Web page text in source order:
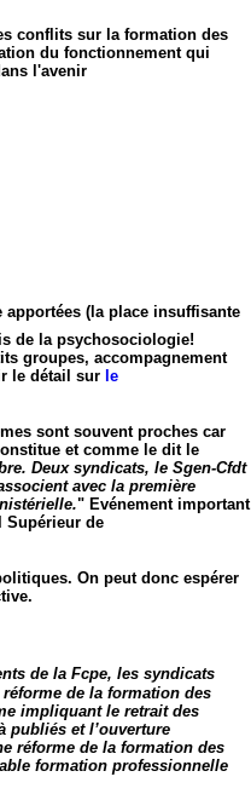
conflits sur la formation des
du fonctionnement qui
l'avenir
(la place insuffisante
de la psychosociologie!
groupes, accompagnement
le détail sur le
sont souvent proches car
et comme le dit le
Deux syndicats, le Sgen-Cfdt
avec la première
" Evénement important
Supérieur de
On peut donc espérer
de la Fcpe, les syndicats
de la formation des
impliquant le retrait des
publiés et l’ouverture
réforme de la formation des
formation professionnelle